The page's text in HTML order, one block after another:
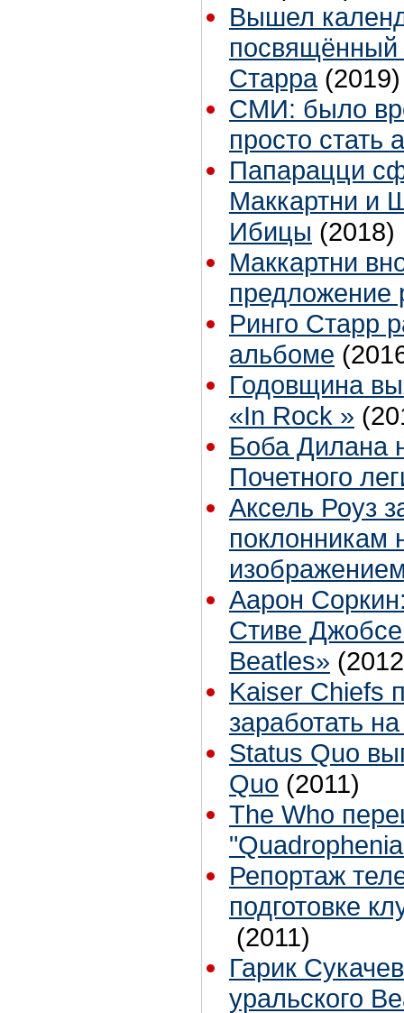
Вышел
Старра (2019)
СМИ: было
просто стать
Папарацци
Маккартни и
Ибицы (2018)
Маккартни
предложение
Ринго Старр
альбоме
Годовщина
«In Rock »
Боба Дилана
Почетного
Аксель Роуз
поклонникам
Аарон
Стиве Джобсе
Beatles»
Kaiser Chiefs
заработать
Status Quo
Quo (2011)
The Who
Репортаж
подготовке
(2011)
Гарик
уральского